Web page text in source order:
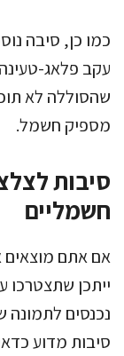
כמו כן, סיבה
עקב פלאג-
שהסוללה לא
מספיק חשמל.
סיבות
חשמליים
אם אתם
ייתכן שתצטרכו
נכנסים לתמונה
סיבות מדוע